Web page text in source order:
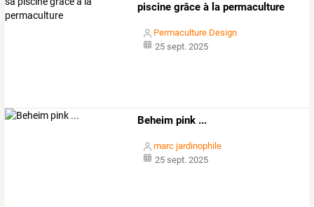
piscine grâce à la permaculture
Permaculture Design
25 sept. 2025
Beheim pink ...
marc jardinophile
25 sept. 2025